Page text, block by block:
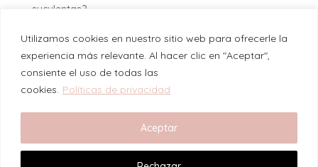
Utilizamos cookies en nuestro sitio web para ofrecerle la
experiencia más relevante. Al hacer clic en "Aceptar",
consiente el uso de todas las
cookies. Políticas de privacidad
Aceptar
suculentas?
Jose carlos Arenas Genero
dormición de tus suculentas?
Carmenen10 suculentas gigantes para tu colección